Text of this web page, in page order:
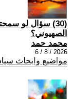
(30) سؤال لو
الصهيوني؟
محمد حمد
2026 / 8 / 6
مواضيع وابحاث